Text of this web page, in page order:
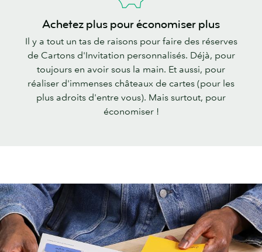
Achetez plus pour économiser plus
Il y a tout un tas de raisons pour faire des réserves
de Cartons d'Invitation personnalisés. Déjà, pour
toujours en avoir sous la main. Et aussi, pour
réaliser d'immenses châteaux de cartes (pour les
plus adroits d'entre vous). Mais surtout, pour
économiser !